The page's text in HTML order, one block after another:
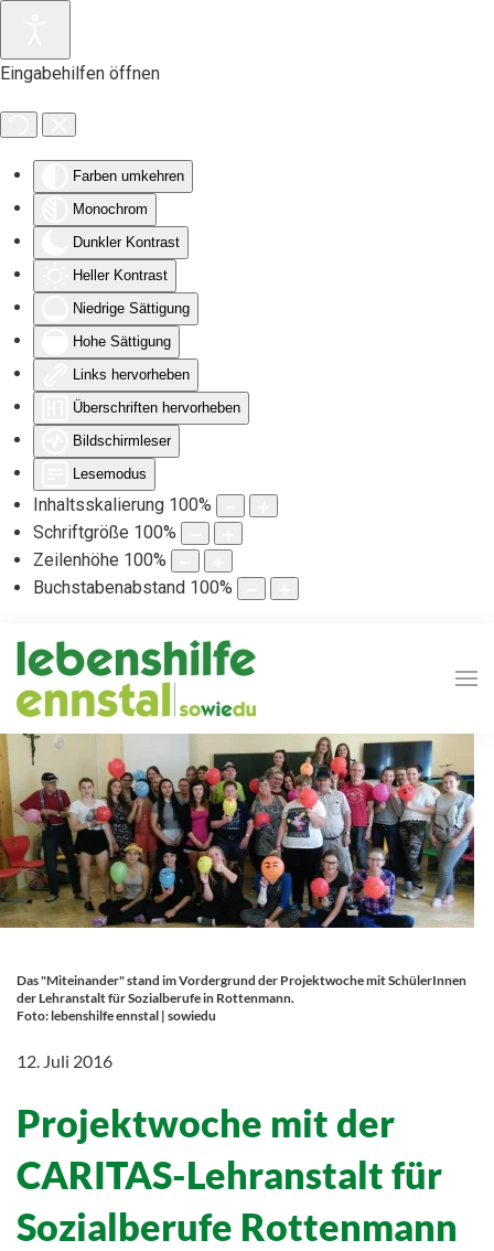
Eingabehilfen öffnen
Farben umkehren
Monochrom
Dunkler Kontrast
Heller Kontrast
Niedrige Sättigung
Hohe Sättigung
Links hervorheben
Überschriften hervorheben
Bildschirmleser
Lesemodus
Inhaltsskalierung 100%
Schriftgröße 100%
Zeilenhöhe 100%
Buchstabenabstand 100%
Zum Hauptinhalt springen
Das "Miteinander" stand im Vordergrund der Projektwoche mit SchülerInnen
der Lehranstalt für Sozialberufe in Rottenmann.
Foto: lebenshilfe ennstal | sowiedu
12. Juli 2016
Projektwoche mit der
CARITAS-Lehranstalt für
Sozialberufe Rottenmann